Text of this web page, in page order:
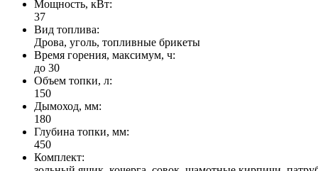
Мощность, кВт:
37
Вид топлива:
Дрова, уголь, топливные брикеты
Время горения, максимум, ч:
до 30
Объем топки, л:
150
Дымоход, мм:
180
Глубина топки, мм:
450
Комплект: